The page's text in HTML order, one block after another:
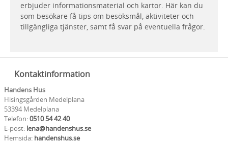
erbjuder informationsmaterial och kartor. Här kan du
som besökare få tips om besöksmål, aktiviteter och
tillgängliga tjänster, samt få svar på eventuella frågor.
Kontaktinformation
Handens Hus
Hisingsgården Medelplana
53394 Medelplana
Telefon:0510 54 42 40
E-post: lena@handenshus.se
Hemsida: handenshus.se